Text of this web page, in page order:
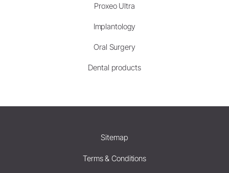
Proxeo Ultra
Implantology
Oral Surgery
Dental products
Sitemap
Terms & Conditions